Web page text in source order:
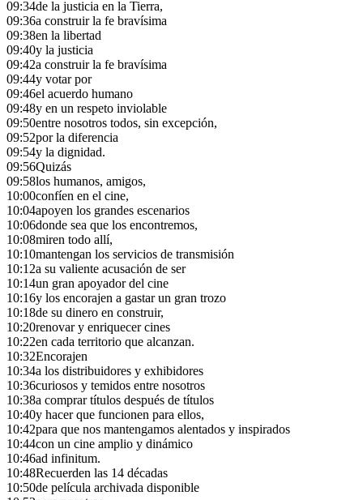
09:34de la justicia en la Tierra,
09:36a construir la fe bravísima
09:38en la libertad
09:40y la justicia
09:42a construir la fe bravísima
09:44y votar por
09:46el acuerdo humano
09:48y en un respeto inviolable
09:50entre nosotros todos, sin excepción,
09:52por la diferencia
09:54y la dignidad.
09:56Quizás
09:58los humanos, amigos,
10:00confíen en el cine,
10:04apoyen los grandes escenarios
10:06donde sea que los encontremos,
10:08miren todo allí,
10:10mantengan los servicios de transmisión
10:12a su valiente acusación de ser
10:14un gran apoyador del cine
10:16y los encorajen a gastar un gran trozo
10:18de su dinero en construir,
10:20renovar y enriquecer cines
10:22en cada territorio que alcanzan.
10:32Encorajen
10:34a los distribuidores y exhibidores
10:36curiosos y temidos entre nosotros
10:38a comprar títulos después de títulos
10:40y hacer que funcionen para ellos,
10:42para que nos mantengamos alentados y inspirados
10:44con un cine amplio y dinámico
10:46ad infinitum.
10:48Recuerden las 14 décadas
10:50de película archivada disponible